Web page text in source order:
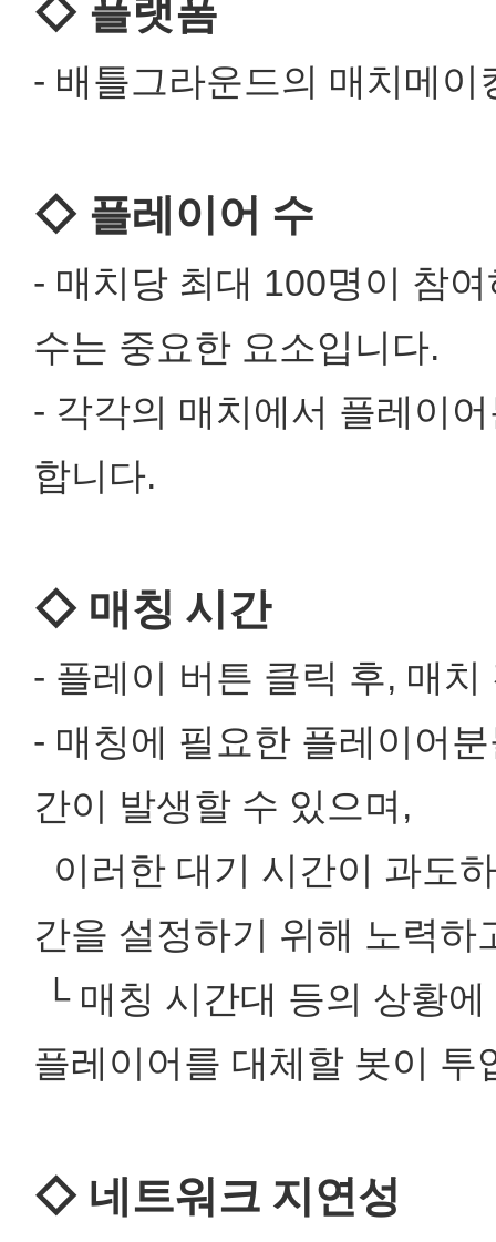
◇ 플랫폼
- 배틀그라운드의 매치메
◇ 플레이어 수
- 매치당 최대 100명이 참
수는 중요한 요소입니다.
- 각각의 매치에서 플레이
합니다.
◇ 매칭 시간
- 플레이 버튼 클릭 후, 매
- 매칭에 필요한 플레이어
간이 발생할 수 있으며,
이러한 대기 시간이 과도
간을 설정하기 위해 노력하
└ 매칭 시간대 등의 상황
플레이어를 대체할 봇이 투
◇ 네트워크 지연성